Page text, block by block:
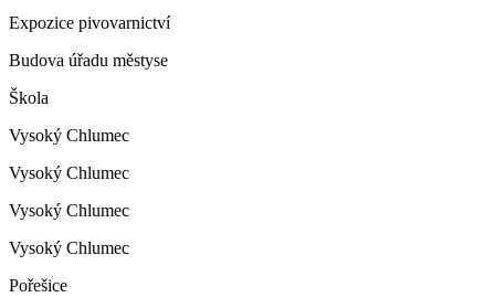
Expozice pivovarnictví
Budova úřadu městyse
Škola
Vysoký Chlumec
Vysoký Chlumec
Vysoký Chlumec
Vysoký Chlumec
Pořešice